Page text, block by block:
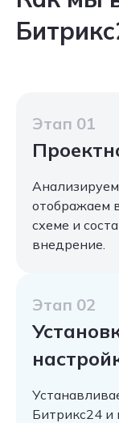
Этап 01
Анализируем
отображаем
схеме и
внедрение.
Этап 02
Битрикс24 и